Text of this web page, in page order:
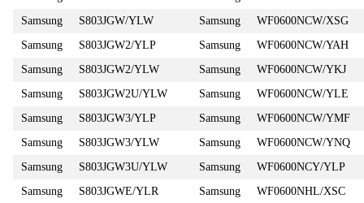
Samsung
S803JGW/YLW Samsung
WF0600NCW/XSG
Samsung
S803JGW2/YLP Samsung
WF0600NCW/YAH
Samsung
S803JGW2/YLW Samsung
WF0600NCW/YKJ
Samsung
S803JGW2U/YLW Samsung
WF0600NCW/YLE
Samsung
S803JGW3/YLP Samsung
WF0600NCW/YMF
Samsung
S803JGW3/YLW Samsung
WF0600NCW/YNQ
Samsung
S803JGW3U/YLW Samsung
WF0600NCY/YLP
Samsung
S803JGWE/YLR Samsung
WF0600NHL/XSC